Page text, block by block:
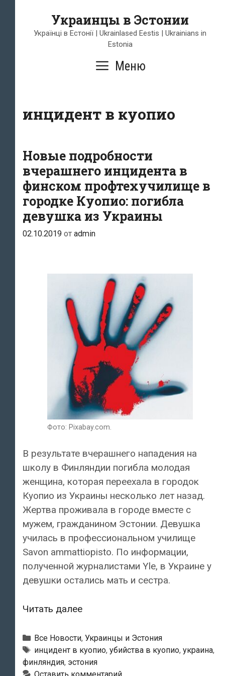
содержимому
Украинцы в Эстонии
Українці в Естонії | Ukrainlased Eestis | Ukrainians in
Estonia
Меню
инцидент в куопио
Новые подробности
вчерашнего инцидента в
финском профтехучилище в
городке Куопио: погибла
девушка из Украины
02.10.2019 от admin
Фото: Pixabay.com.
В результате вчерашнего нападения на
школу в Финляндии погибла молодая
женщина, которая переехала в городок
Куопио из Украины несколько лет назад.
Жертва проживала в городе вместе с
мужем, гражданином Эстонии. Девушка
училась в профессиональном училище
Savon ammattiopisto. По информации,
полученной журналистами Yle, в Украине у
девушки остались мать и сестра.
Читать далееНовые
вчерашнего
инцидента
в
Рубрики
Все Новости, Украинцы и Эстония
Метки
инцидент в куопио, убийства в куопио, украина,
финляндия, эстония